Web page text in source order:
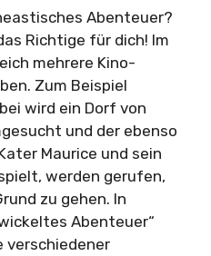
Abenteuer?
Richtige für dich! Im
mehrere Kino-
Zum Beispiel
wird ein Dorf von
und der ebenso
Maurice und sein
werden gerufen,
zu gehen. In
Abenteuer“
verschiedener